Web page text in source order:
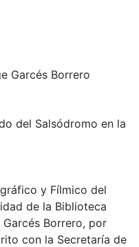
Garcés Borrero
del Salsódromo en la
y Fílmico del
de la Biblioteca
Borrero, por
con la Secretaría de